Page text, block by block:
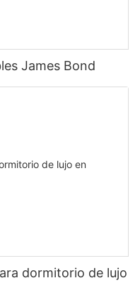
James Bond
dormitorio de lujo